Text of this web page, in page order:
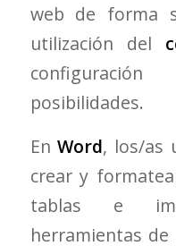
web de forma
utilización del
posibilidades.
EnWord, los/as
crear y
tablas e
herramientas